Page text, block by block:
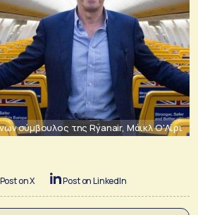
σύμβουλος της Ryanair, Μάικλ Ο'Λίρι
Post on X Post on LinkedIn